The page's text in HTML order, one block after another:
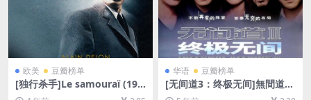
欧美 豆瓣榜单
[独行杀手]Le samouraï (196
7)[百度网盘+迅雷云盘资源10
华语 豆瓣榜单
[无间道3：终极无间]無間道III
終極無間 (2003) [百度网盘